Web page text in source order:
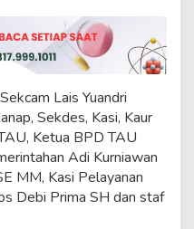
a
l
s
i
A
d
m
n
Lais Yuandri
Sekdes, Kasi, Kaur
Ketua BPD TAU
Adi Kurniawan
MM, Kasi Pelayanan
Debi Prima SH dan staf